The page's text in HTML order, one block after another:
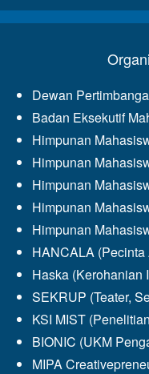
Dewan
Badan Eksekutif
Himpunan
Himpunan
Himpunan
Himpunan
Himpunan
HANCALA (Pecinta
Haska (Kerohanian
SEKRUP (Teater,
KSI MIST
BIONIC (UKM
MIPA